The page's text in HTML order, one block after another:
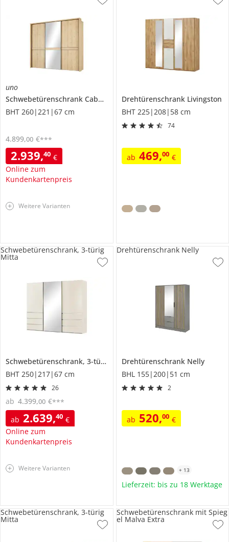
uno
Schwebetürenschrank Caballo
BHT 260|221|67 cm
2.939,40 €
Online zum
Kundenkartenpreis
4.899,00 €***
Weitere Varianten
Drehtürenschrank Livingston
BHT 225|208|58 cm
74
ab 469,00 €
Schwebetürenschrank, 3-türig
Mitta
BHT 250|217|67 cm
26
ab 2.639,40 €
Online zum
Kundenkartenpreis
ab 4.399,00 €***
Schwebetürenschrank, 3-türig
Mitta
Weitere Varianten
Drehtürenschrank Nelly
BHL 155|200|51 cm
2
ab 520,00 €
Drehtürenschrank Nelly
+ 13
Lieferzeit: bis zu 18 Werktage
Schwebetürenschrank, 3-türig
Mitta
Schwebetürenschrank mit Spieg
el Malva Extra